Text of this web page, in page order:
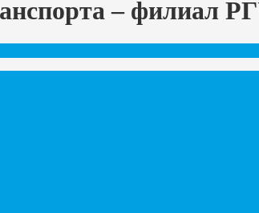
– филиал